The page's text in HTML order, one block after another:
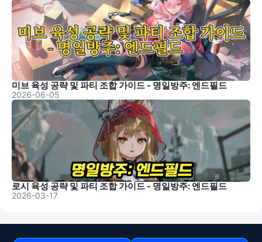
미브 육성 공략 및 파티 조합 가이드 - 명일방주: 엔드필드
2026-06-05
로시 육성 공략 및 파티 조합 가이드 - 명일방주: 엔드필드
2026-03-17